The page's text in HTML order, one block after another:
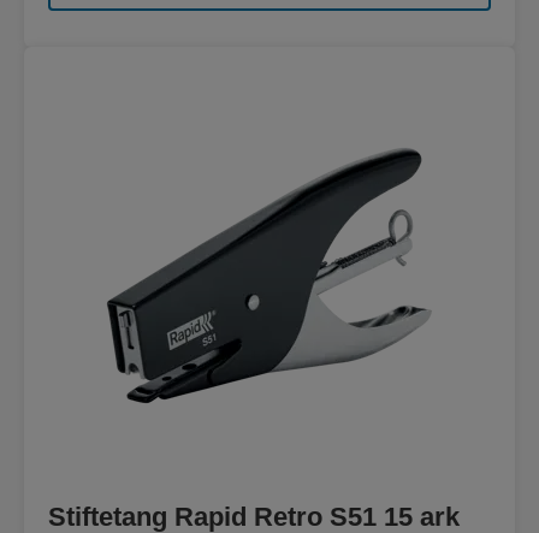
Stiftetang Rapid Retro S51 15 ark